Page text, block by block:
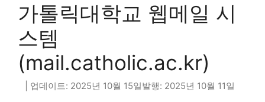
가톨릭대학교 웹메일 시
스템
(mail.catholic.ac.kr)
2025년 10월 15일 2025년 10월 11일